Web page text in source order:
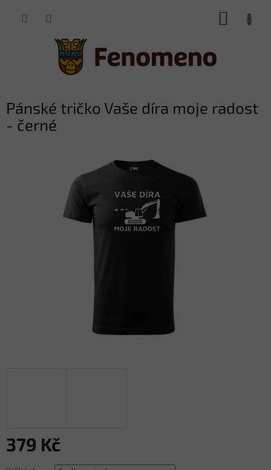
Pánské tričko Vaše díra moje radost
- černé
379 Kč